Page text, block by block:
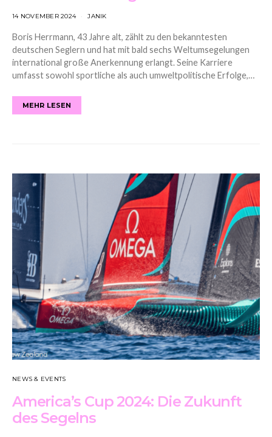
14 NOVEMBER 2024 JANIK
Boris Herrmann, 43 Jahre alt, zählt zu den bekanntesten
deutschen Seglern und hat mit bald sechs Weltumsegelungen
international große Anerkennung erlangt. Seine Karriere
umfasst sowohl sportliche als auch umweltpolitische Erfolge,…
MEHR LESEN
NEWS & EVENTS
America’s Cup 2024: Die Zukunft
des Segelns